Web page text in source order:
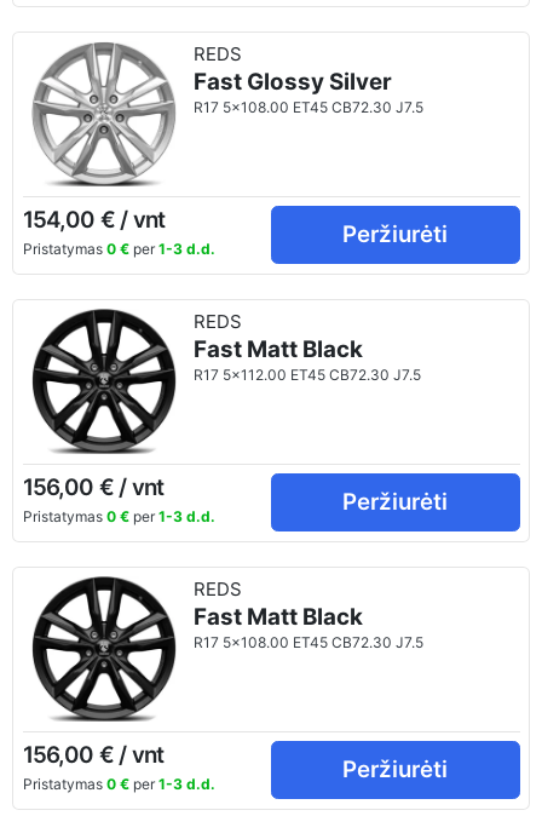
REDS
Fast Glossy Silver
R17 5x108.00 ET45 CB72.30 J7.5
154,00 € / vnt
Pristatymas 0 €per 1-3 d.d.
Peržiurėti
REDS
Fast Matt Black
R17 5x112.00 ET45 CB72.30 J7.5
156,00 € / vnt
Pristatymas 0 €per 1-3 d.d.
Peržiurėti
REDS
Fast Matt Black
R17 5x108.00 ET45 CB72.30 J7.5
156,00 € / vnt
Pristatymas 0 €per 1-3 d.d.
Peržiurėti